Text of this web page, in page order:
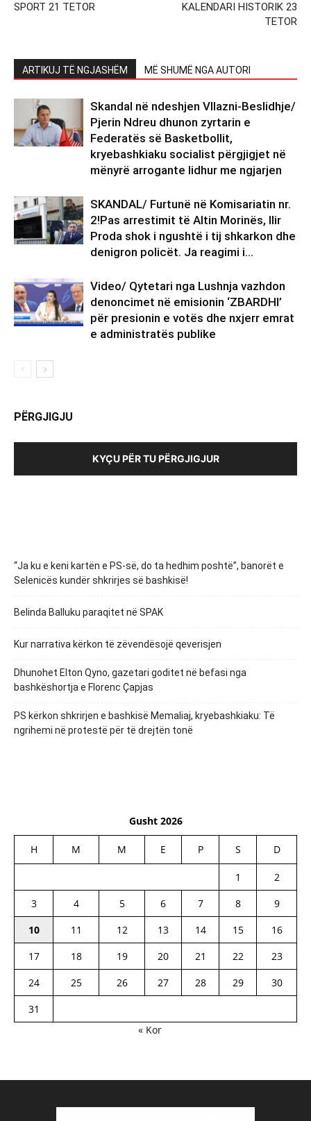
SPORT 21 TETOR
KALENDARI HISTORIK 23
TETOR
ARTIKUJ TË NGJASHËM MË SHUMË NGA AUTORI
Skandal në ndeshjen Vllazni-Beslidhje/
Pjerin Ndreu dhunon zyrtarin e
Federatës së Basketbollit,
kryebashkiaku socialist përgjigjet në
mënyrë arrogante lidhur me ngjarjen
SKANDAL/ Furtunë në Komisariatin nr.
2!Pas arrestimit të Altin Morinës, Ilir
Proda shok i ngushtë i tij shkarkon dhe
denigron policët. Ja reagimi i...
Video/ Qytetari nga Lushnja vazhdon
denoncimet në emisionin ‘ZBARDHI’
për presionin e votës dhe nxjerr emrat
e administratës publike
PËRGJIGJU
KYÇU PËR TU PËRGJIGJUR
“Ja ku e keni kartën e PS-së, do ta hedhim poshtë”, banorët e
Selenicës kundër shkrirjes së bashkisë!
Belinda Balluku paraqitet në SPAK
Kur narrativa kërkon të zëvendësojë qeverisjen
Dhunohet Elton Qyno, gazetari goditet në befasi nga
bashkëshortja e Florenc Çapjas
PS kërkon shkrirjen e bashkisë Memaliaj, kryebashkiaku: Të
ngrihemi në protestë për të drejtën tonë
Gusht 2026
H M M E P S D
1
2
3
4 5 6 7 8
9
10
11 12 13 14 15
16
17
18 19 20 21 22
23
24
25 26 27 28 29
30
31
« Kor